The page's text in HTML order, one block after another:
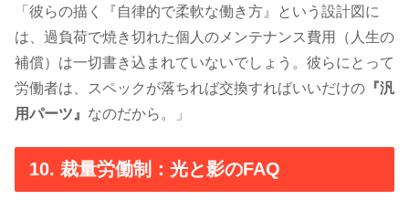
「彼らの描く『自律的で柔軟な働き方』という設計図に
は、過負荷で焼き切れた個人のメンテナンス費用（人生の
補償）は一切書き込まれていないでしょう。彼らにとって
労働者は、スペックが落ちれば交換すればいいだけの 『汎
用パーツ』 なのだから。」
10. 裁量労働制：光と影のFAQ